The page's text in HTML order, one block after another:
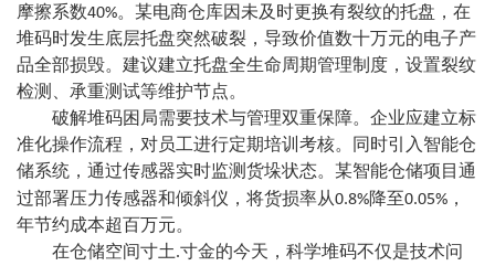
摩擦系数40%。某电商仓库因未及时更换有裂纹的托盘，在
堆码时发生底层托盘突然破裂，导致价值数十万元的电子产
品全部损毁。建议建立托盘全生命周期管理制度，设置裂纹
检测、承重测试等维护节点。
破解堆码困局需要技术与管理双重保障。企业应建立标
准化操作流程，对员工进行定期培训考核。同时引入智能仓
储系统，通过传感器实时监测货垛状态。某智能仓储项目通
过部署压力传感器和倾斜仪，将货损率从0.8%降至0.05% ，
年节约成本超百万元。
在仓储空间寸土.寸金的今天，科学堆码不仅是技术问